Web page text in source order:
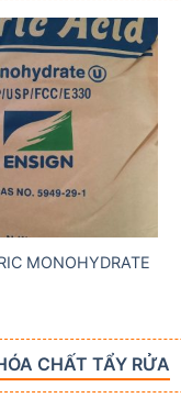
MONOHYDRATE
CHẤT TẨY RỬA